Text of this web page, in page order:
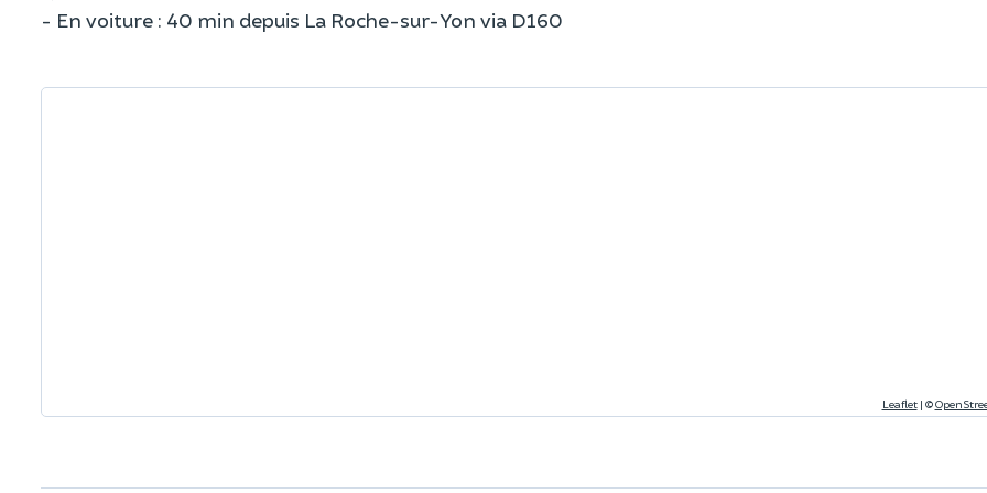
- En voiture : 40 min depuis La Roche-sur-Yon via D160
Leaflet | ©